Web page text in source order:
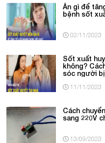
Ăn gì để
bệnh sốt
02/11/2023
Sốt xuất
không?
sóc người
11/11/2023
Cách
sang 220V
13/09/2023